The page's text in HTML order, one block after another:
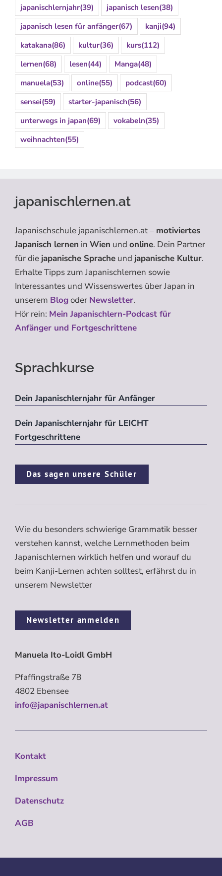
japanischlernjahr(39) japanisch lesen(38)
japanisch lesen für anfänger(67) kanji(94)
katakana(86) kultur(36) kurs(112)
lernen(68) lesen(44) Manga(48)
manuela(53) online(55) podcast(60)
sensei(59) starter-japanisch(56)
unterwegs in japan(69) vokabeln(35)
weihnachten(55)
japanischlernen.at
Japanischschule japanischlernen.at – motiviertes
Japanisch lernen in Wien und online. Dein Partner
für die japanische Sprache und japanische Kultur.
Erhalte Tipps zum Japanischlernen sowie
Interessantes und Wissenswertes über Japan in
unserem Blogoder Newsletter.
Hör rein: Mein Japanischlern-Podcast für
Anfänger und Fortgeschrittene
Sprachkurse
Dein Japanischlernjahr für Anfänger
Dein Japanischlernjahr für LEICHT
Fortgeschrittene
Das sagen unsere Schüler
Wie du besonders schwierige Grammatik besser
verstehen kannst, welche Lernmethoden beim
Japanischlernen wirklich helfen und worauf du
beim Kanji-Lernen achten solltest, erfährst du in
unserem Newsletter
Newsletter anmelden
Manuela Ito-Loidl GmbH
Pfaffingstraße 78
4802 Ebensee
info@japanischlernen.at
Kontakt
Impressum
Datenschutz
AGB